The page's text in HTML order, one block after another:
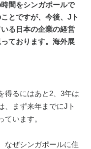
間をシンガポールで
とですが、今後、Jト
る日本の企業の経営
ております。海外展
得るにはあと2、3年は
、まず来年までにJト
います。
なぜシンガポールに住